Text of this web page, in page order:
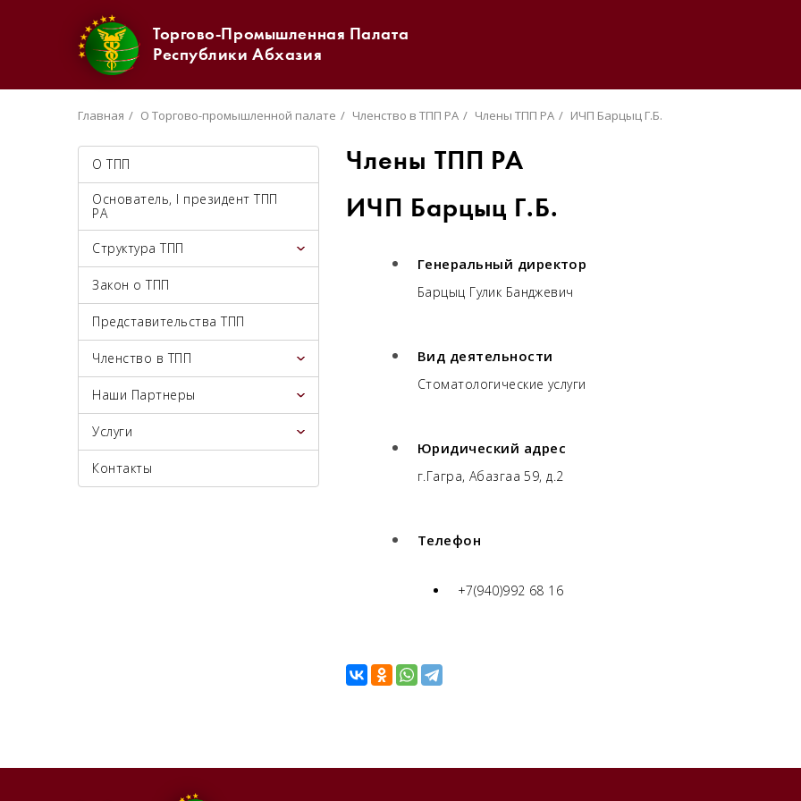
Торгово-Промышленная Палата
Республики Абхазия
Главная О Торгово-промышленной палате Членство в ТПП РА Члены ТПП РА ИЧП Барцыц Г.Б.
О ТПП
Основатель, I президент ТПП
РА
Структура ТПП
Закон о ТПП
Представительства ТПП
Членство в ТПП
Наши Партнеры
Услуги
Контакты
Члены ТПП РА
ИЧП Барцыц Г.Б.
Генеральный директор
Барцыц Гулик Банджевич
Вид деятельности
​Стоматологические услуги
Юридический адрес
г.Гагра, Абазгаа 59, д.2
Телефон
+7(940)992 68 16